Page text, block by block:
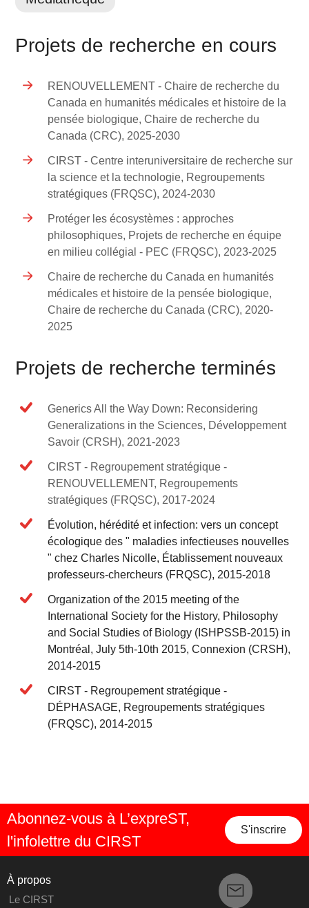
Projets de recherche en cours
RENOUVELLEMENT - Chaire de recherche du
Canada en humanités médicales et histoire de la
pensée biologique, Chaire de recherche du
Canada (CRC), 2025-2030
CIRST - Centre interuniversitaire de recherche sur
la science et la technologie, Regroupements
stratégiques (FRQSC), 2024-2030
Protéger les écosystèmes : approches
philosophiques, Projets de recherche en équipe
en milieu collégial - PEC (FRQSC), 2023-2025
Chaire de recherche du Canada en humanités
médicales et histoire de la pensée biologique,
Chaire de recherche du Canada (CRC), 2020-
2025
Projets de recherche terminés
Generics All the Way Down: Reconsidering
Generalizations in the Sciences, Développement
Savoir (CRSH), 2021-2023
CIRST - Regroupement stratégique -
RENOUVELLEMENT, Regroupements
stratégiques (FRQSC), 2017-2024
Évolution, hérédité et infection: vers un concept
écologique des " maladies infectieuses nouvelles
" chez Charles Nicolle, Établissement nouveaux
professeurs-chercheurs (FRQSC), 2015-2018
Organization of the 2015 meeting of the
International Society for the History, Philosophy
and Social Studies of Biology (ISHPSSB-2015) in
Montréal, July 5th-10th 2015, Connexion (CRSH),
2014-2015
CIRST - Regroupement stratégique -
DÉPHASAGE, Regroupements stratégiques
(FRQSC), 2014-2015
Abonnez-vous à L’expreST,
l'infolettre du CIRST
S'inscrire
À propos
Le CIRST